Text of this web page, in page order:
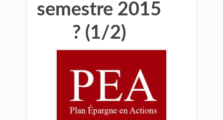
semestre 2015
? (1/2)